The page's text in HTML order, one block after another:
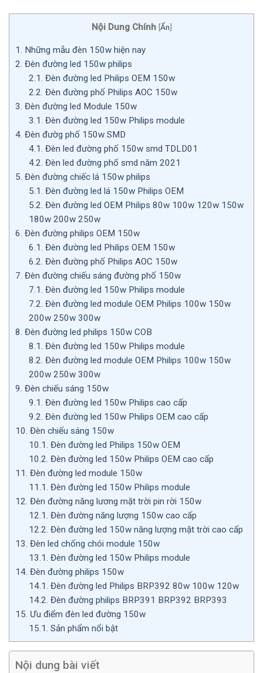
Nội Dung Chính [Ẩn]
1. Những mẫu đèn 150w hiện nay
2. Đèn đường led 150w philips
2.1. Đèn đường led Philips OEM 150w
2.2. Đèn đường phố Philips AOC 150w
3. Đèn đường led Module 150w
3.1. Đèn đường led 150w Philips module
4. Đèn đườg phố 150w SMD
4.1. Đèn led đường phố 150w smd TDLD01
4.2. Đèn led đường phố smd năm 2021
5. Đèn đường chiếc lá 150w philips
5.1. Đèn đường led lá 150w Philips OEM
5.2. Đèn đường led OEM Philips 80w 100w 120w 150w
180w 200w 250w
6. Đèn đường philips OEM 150w
6.1. Đèn đường led Philips OEM 150w
6.2. Đèn đường phố Philips AOC 150w
7. Đèn đường chiếu sáng đường phố 150w
7.1. Đèn đường led 150w Philips module
7.2. Đèn đường led module OEM Philips 100w 150w
200w 250w 300w
8. Đèn đường led philips 150w COB
8.1. Đèn đường led 150w Philips module
8.2. Đèn đường led module OEM Philips 100w 150w
200w 250w 300w
9. Đèn chiếu sáng 150w
9.1. Đèn đường led 150w Philips cao cấp
9.2. Đèn đường led 150w Philips OEM cao cấp
10. Đèn chiếu sáng 150w
10.1. Đèn đường led Philips 150w OEM
10.2. Đèn đường led 150w Philips OEM cao cấp
11. Đèn đường led module 150w
11.1. Đèn đường led 150w Philips module
12. Đèn đường năng lương mặt trời pin rời 150w
12.1. Đèn đường năng lượng 150w cao cấp
12.2. Đèn đường led 150w năng lượng mặt trời cao cấp
13. Đèn led chống chói module 150w
13.1. Đèn đường led 150w Philips module
14. Đèn đường philips 150w
14.1. Đèn đường led Philips BRP392 80w 100w 120w
14.2. Đèn đường philips BRP391 BRP392 BRP393
15. Ưu điểm đèn led đường 150w
15.1. Sản phẩm nổi bật
Nội dung bài viết